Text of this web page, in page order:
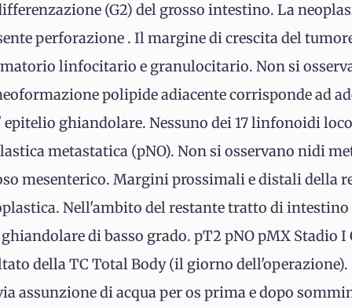
(G2) del grosso intestino. La
perforazione . Il margine di crescita del
linfocitario e granulocitario. Non si
polipide adiacente corrisponde ad
epitelio ghiandolare. Nessuno dei 17 linfonoidi
metastatica (pNO). Non si osservano nidi
mesenterico. Margini prossimali e distali della
Nell'ambito del restante tratto di intestino
di basso grado. pT2 pNO pMX Stadio I
della TC Total Body (il giorno dell'operazione).
assunzione di acqua per os prima e dopo